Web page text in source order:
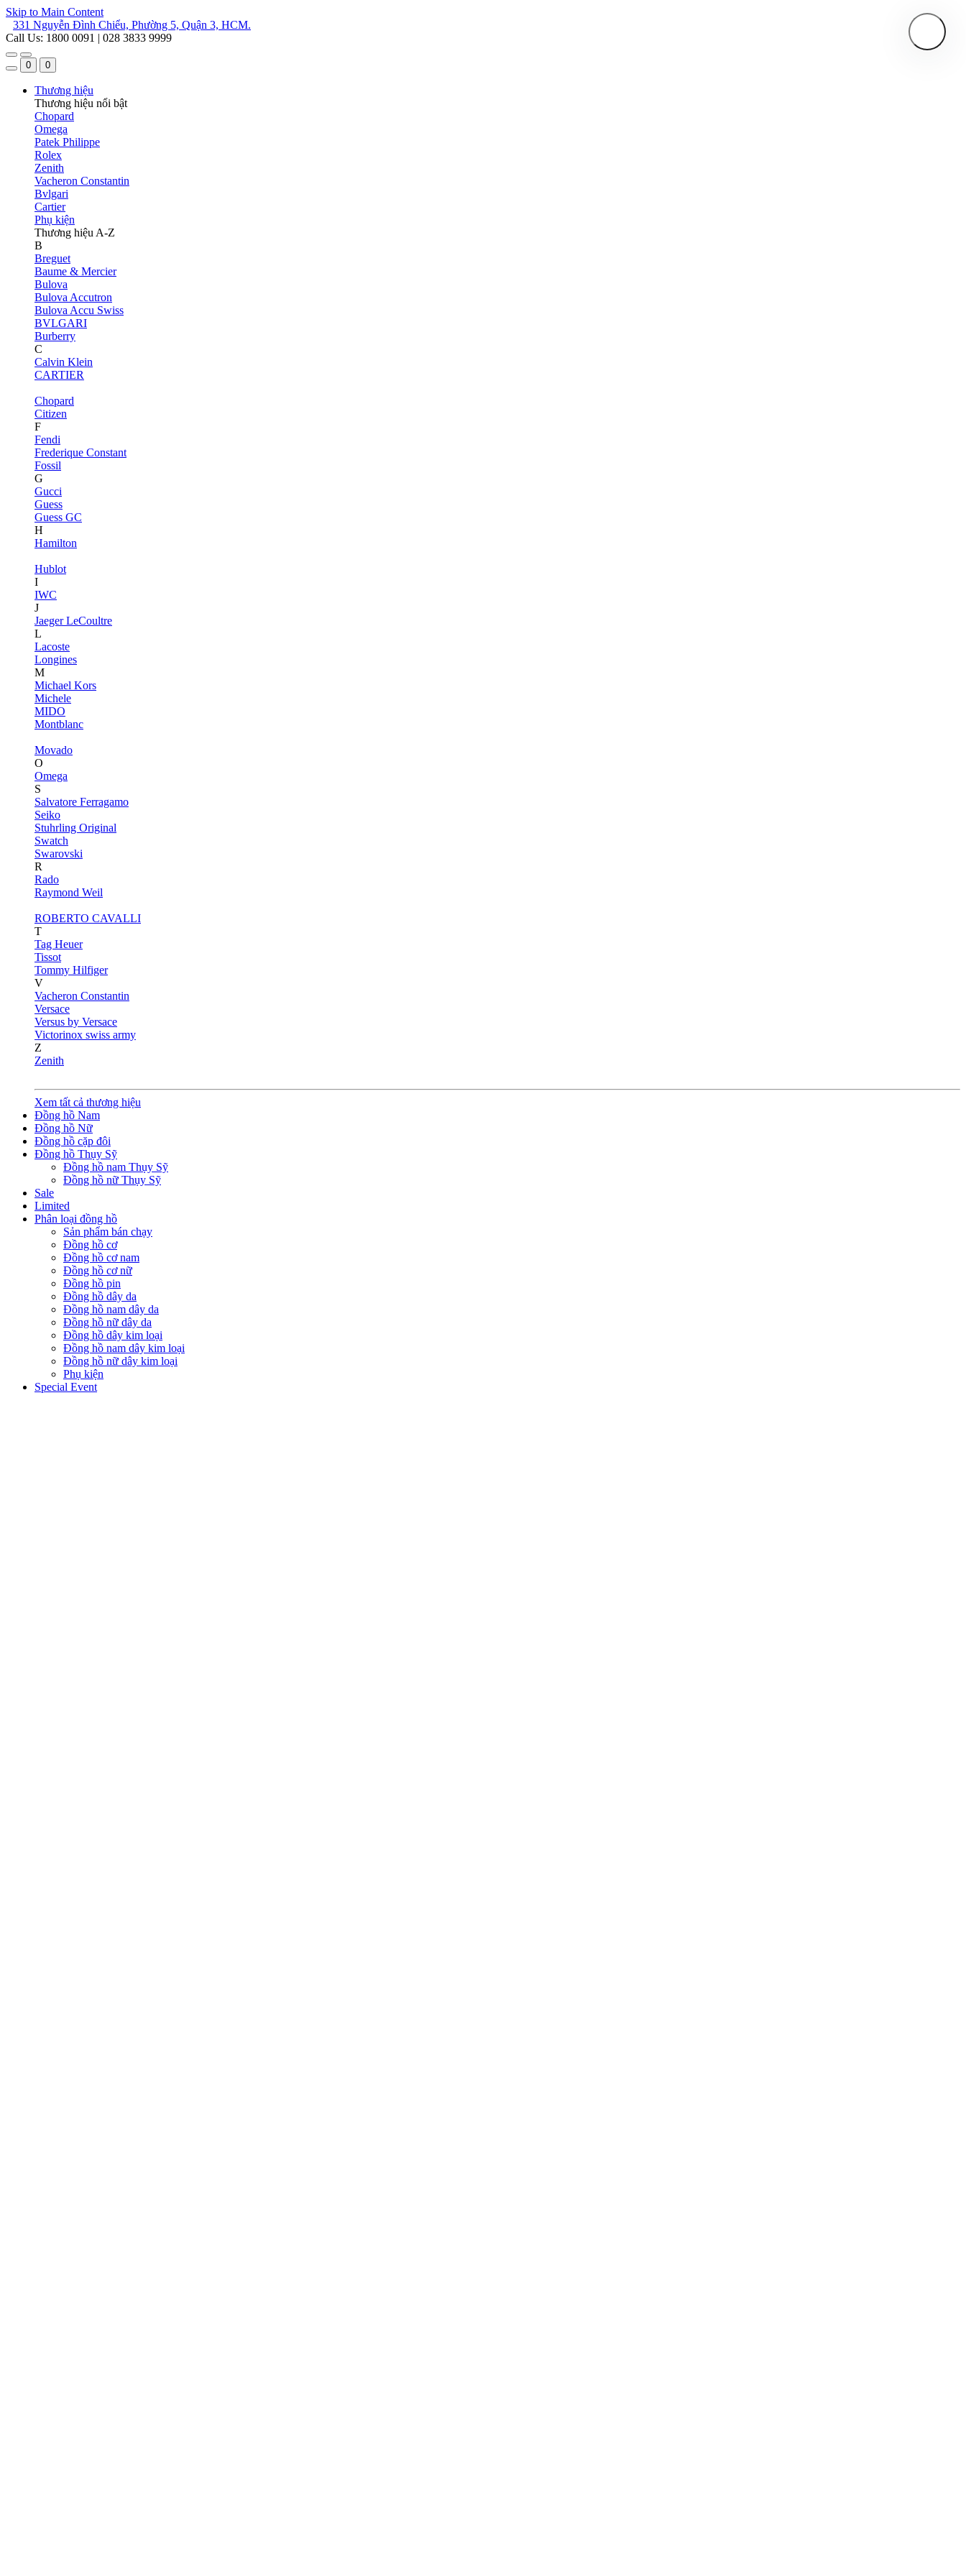
Skip to Main Content
331 Nguyễn Đình Chiểu, Phường 5, Quận 3, HCM.
Call Us: 1800 0091 | 028 3833 9999
0 0
Thương hiệu
Thương hiệu nổi bật
Chopard
Omega
Patek Philippe
Rolex
Zenith
Vacheron Constantin
Bvlgari
Cartier
Phụ kiện
Thương hiệu A-Z
B
Breguet
Baume & Mercier
Bulova
Bulova Accutron
Bulova Accu Swiss
BVLGARI
Burberry
C
Calvin Klein
CARTIER
Chopard
Citizen
F
Fendi
Frederique Constant
Fossil
G
Gucci
Guess
Guess GC
H
Hamilton
Hublot
I
IWC
J
Jaeger LeCoultre
L
Lacoste
Longines
M
Michael Kors
Michele
MIDO
Montblanc
Movado
O
Omega
S
Salvatore Ferragamo
Seiko
Stuhrling Original
Swatch
Swarovski
R
Rado
Raymond Weil
ROBERTO CAVALLI
T
Tag Heuer
Tissot
Tommy Hilfiger
V
Vacheron Constantin
Versace
Versus by Versace
Victorinox swiss army
Z
Zenith
Xem tất cả thương hiệu
Đồng hồ Nam
Đồng hồ Nữ
Đồng hồ cặp đôi
Đồng hồ Thụy Sỹ
Đồng hồ nam Thụy Sỹ
Đồng hồ nữ Thụy Sỹ
Sale
Limited
Phân loại đồng hồ
Sản phẩm bán chạy
Đồng hồ cơ
Đồng hồ cơ nam
Đồng hồ cơ nữ
Đồng hồ pin
Đồng hồ dây da
Đồng hồ nam dây da
Đồng hồ nữ dây da
Đồng hồ dây kim loại
Đồng hồ nam dây kim loại
Đồng hồ nữ dây kim loại
Phụ kiện
Special Event